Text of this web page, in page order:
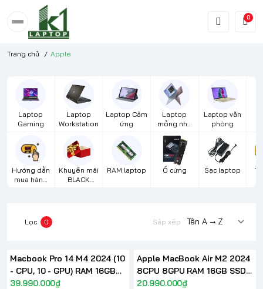
0
Trang chủ / Apple
Laptop
Gaming
Laptop
Workstation
Laptop Cảm
ứng
Laptop
mỏng nhẹ
Laptop văn
phòng
Hướng dẫn
mua hàng
Khuyến mãi
BLACK
RAM laptop Ổ cứng Sạc laptop
Lọc 0 Sắp xếp
Macbook Pro 14 M4 2024 (10
- CPU, 10 - GPU) RAM 16GB
SSD 512GB 14-inch Liquid
39.990.000₫
Apple MacBook Air M2 2024
8CPU 8GPU RAM 16GB SSD
256GB
20.990.000₫